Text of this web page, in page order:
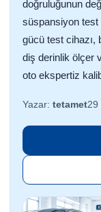
doğruluğunun
süspansiyon test
gücü test cihazı,
diş derinlik ölçer
oto ekspertiz
Yazar: tetamet29